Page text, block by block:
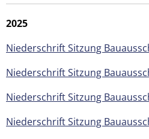
2025
Niederschrift Sitzung
Niederschrift Sitzung
Niederschrift Sitzung
Niederschrift Sitzung